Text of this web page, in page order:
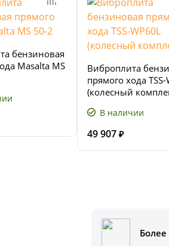
бензиновая
Masalta MS
Виброплита
прямого хода TSS-
(колесный
В наличии
49 907 ₽